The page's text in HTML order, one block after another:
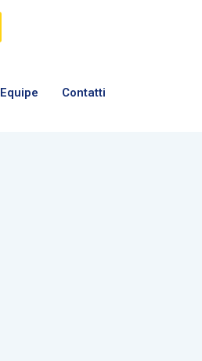
Equipe Contatti